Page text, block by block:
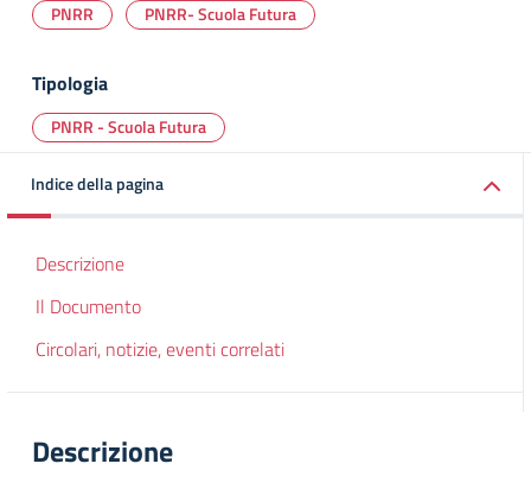
PNRR PNRR- Scuola Futura
Tipologia
PNRR - Scuola Futura
Indice della pagina
Descrizione
Il Documento
Circolari, notizie, eventi correlati
Descrizione